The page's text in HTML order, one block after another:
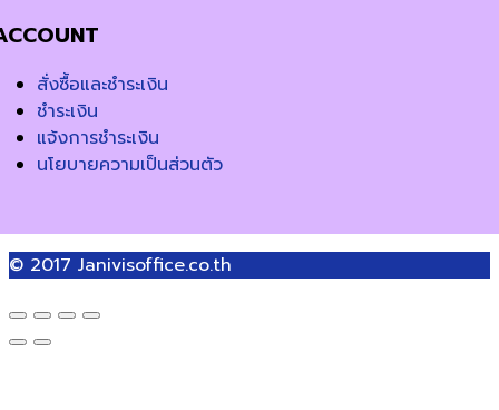
สั่งซื้อและชำระเงิน
ชำระเงิน
แจ้งการชำระเงิน
นโยบายความเป็นส่วนตัว
© 2017 Janivisoffice.co.th